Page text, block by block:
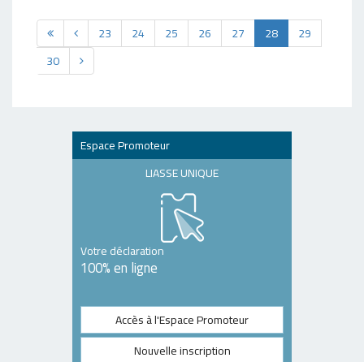
23 24 25 26 27 28
29
30
Espace Promoteur
LIASSE UNIQUE
Votre déclaration
100% en ligne
Accès à l'Espace Promoteur
Nouvelle inscription